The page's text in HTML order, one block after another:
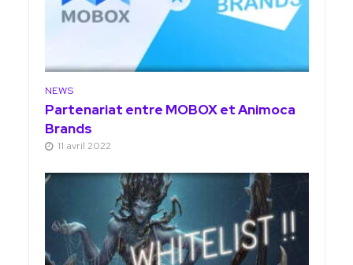
NEWS
Partenariat entre MOBOX et Animoca
Brands
11 avril 2022